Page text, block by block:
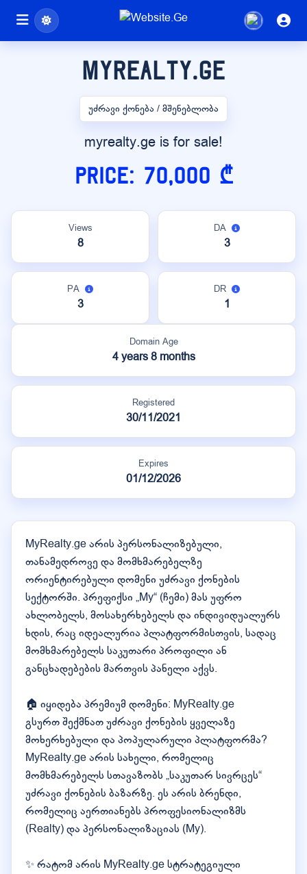
myrealty.ge
უძრავი ქონება / მშენებლობა
myrealty.ge is for sale!
Price: 70,000 ₾
Views
8
DA
3
PA
3
DR
1
Domain Age
4 years 8 months
Registered
30/11/2021
Expires
01/12/2026
MyRealty.ge არის პერსონალიზებული,
თანამედროვე და მომხმარებელზე
ორიენტირებული დომენი უძრავი ქონების
სექტორში. პრეფიქსი „My“ (ჩემი) მას უფრო
ახლობელს, მოსახერხებელს და ინდივიდუალურს
ხდის, რაც იდეალურია პლატფორმისთვის, სადაც
მომხმარებელს საკუთარი პროფილი ან
განცხადებების მართვის პანელი აქვს.
🏠 იყიდება პრემიუმ დომენი: MyRealty.ge
გსურთ შექმნათ უძრავი ქონების ყველაზე
მოხერხებული და პოპულარული პლატფორმა?
MyRealty.ge არის სახელი, რომელიც
მომხმარებელს სთავაზობს „საკუთარ სივრცეს“
უძრავი ქონების ბაზარზე. ეს არის ბრენდი,
რომელიც აერთიანებს პროფესიონალიზმს
(Realty) და პერსონალიზაციას (My).
✨ რატომ არის MyRealty.ge სტრატეგიული